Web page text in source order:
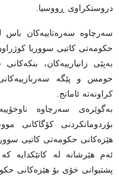
دروستکراوی ڕووسیا.
سەرچاوە سەرەتاییەکان
حکومەتی کاتیی سووریا
بەپێی زانیارییەکان،
حومس و پێگە
کراونەتە ئامانج.
بەگوێرەی سەرچاوە
بۆردومانکردنی کۆگاکانی
هێزەکانی حکومەتی کاتیی
ئەم هێرشانە لە کاتێکدایە
پشتیوانی خۆی بۆ هێزەکانی